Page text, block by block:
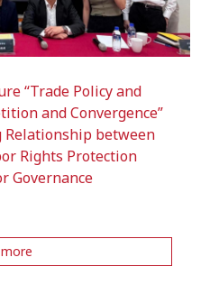
“Trade Policy and
and Convergence”
Relationship between
Rights Protection
Governance
more